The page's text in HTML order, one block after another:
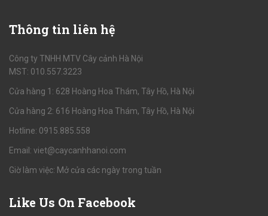
Thông tin liên hệ
Công ty TNHH MTV Cây cảnh Hà Nội
MST: 010.557.3223
Cửa hàng 1: 628 Hoàng Hoa Thám, Tây Hồ, Hà Nội
Cửa hàng 2: 616 Hoàng Hoa Thám, Tây Hồ, Hà Nội
Hotline: 0915.885.558
Email: viet@caycanhhanoi.com
Giờ làm việc: Mở cửa các ngày trong tuần
Like Us On Facebook